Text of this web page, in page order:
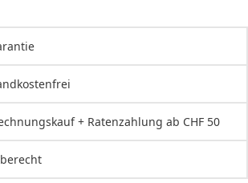
+ Ratenzahlung ab CHF 50